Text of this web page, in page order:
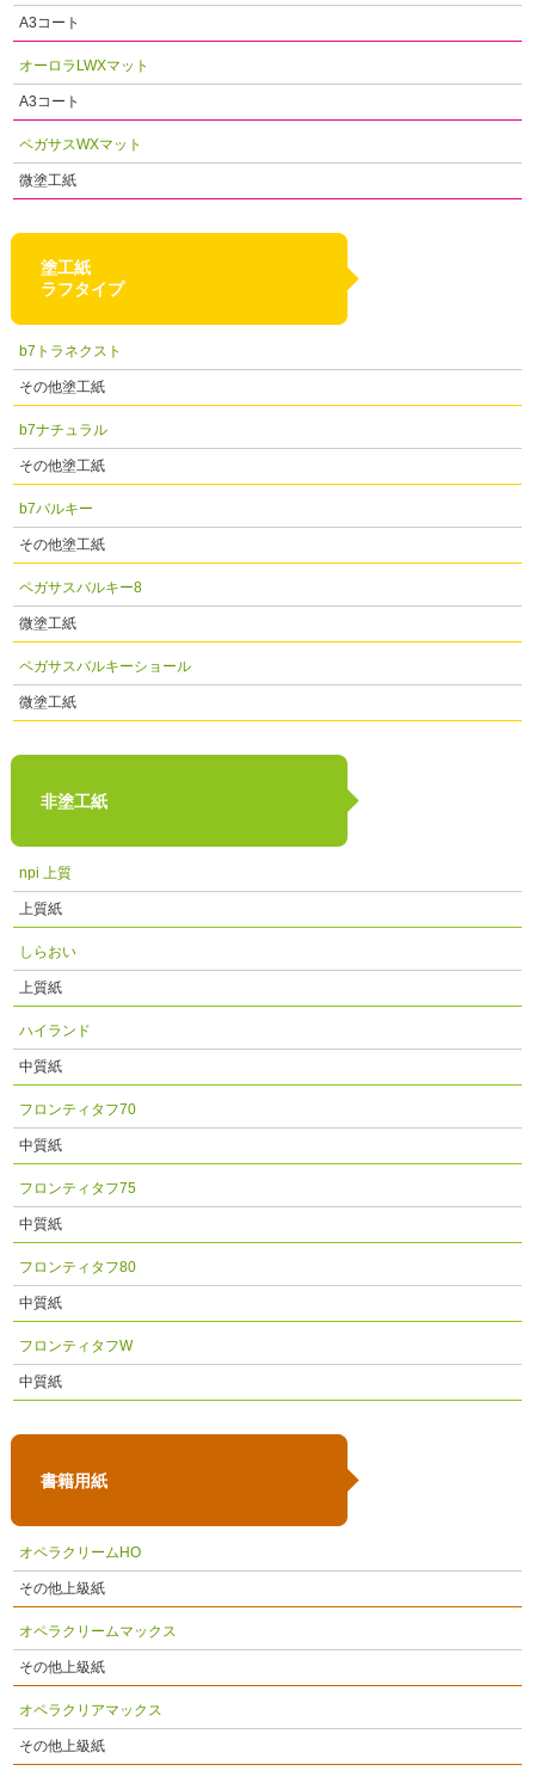
A3コート
オーロラLWXマット
A3コート
ペガサスWXマット
微塗工紙
塗工紙
ラフタイプ
b7トラネクスト
その他塗工紙
b7ナチュラル
その他塗工紙
b7バルキー
その他塗工紙
ペガサスバルキー8
微塗工紙
ペガサスバルキーショール
微塗工紙
非塗工紙
npi 上質
上質紙
しらおい
上質紙
ハイランド
中質紙
フロンティタフ70
中質紙
フロンティタフ75
中質紙
フロンティタフ80
中質紙
フロンティタフW
中質紙
書籍用紙
オペラクリームHO
その他上級紙
オペラクリームマックス
その他上級紙
オペラクリアマックス
その他上級紙